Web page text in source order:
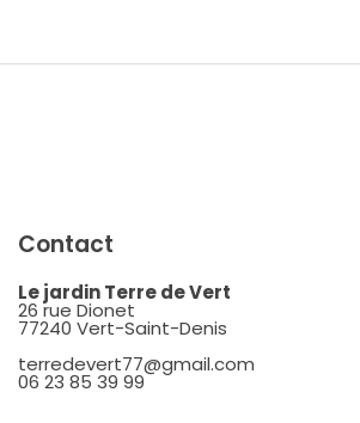
Contact
Le jardin Terre de Vert
26 rue Dionet
77240 Vert-Saint-Denis
terredevert77@gmail.com
06 23 85 39 99